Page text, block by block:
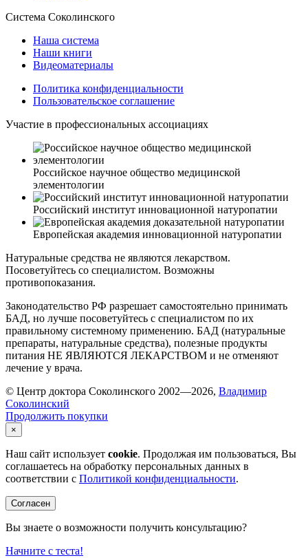
Система Соколинского
Наша система
Наши книги
Видеоматериалы
Политика конфиденциальности
Пользовательское соглашение
Участие в профессиональных ассоциациях
Российское научное общество медицинской
элементологии
Российский институт инновационной натуропатии
Европейская академия инновационной натуропатии
Натуральные средства не являются лекарством.
Посоветуйтесь со специалистом. Возможны
противопоказания.
Законодательство РФ разрешает самостоятельно принимать
БАД, но лучше посоветуйтесь с специалистом по их
правильному системному применению. БАД (натуральные
препараты, натуральные средства), полезные продукты
питания НЕ ЯВЛЯЮТСЯ ЛЕКАРСТВОМ и не отменяют
лечение у врача.
© Центр доктора Соколинского 2002—2026, Владимир
Соколинский
Продолжить покупки
×
Наш сайт использует cookie. Продолжая им пользоваться, Вы
соглашаетесь на обработку персональных данных в
соответствии с Политикой конфиденциальности.
Согласен
Вы знаете о возможности получить консультацию?
Начните с теста!